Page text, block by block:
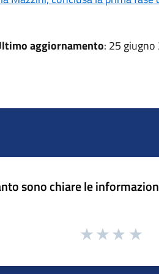
aggiornamento: 25
sono chiare le